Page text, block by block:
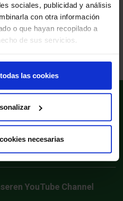
sociales, publicidad y análisis
con otra información
o que hayan recopilado a
de sus servicios.
las cookies
necesarias
Zum Seitenanfang
YouTube Channel